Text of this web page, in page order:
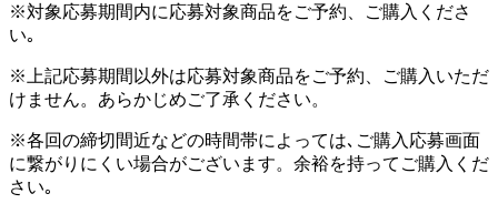
※対象応募期間内に応募対象商品をご予約、ご購入くださ
い｡
※上記応募期間以外は応募対象商品をご予約、ご購入いただ
けません。あらかじめご了承ください。
※各回の締切間近などの時間帯によっては､ご購入応募画面
に繋がりにくい場合がございます。余裕を持ってご購入くだ
さい｡